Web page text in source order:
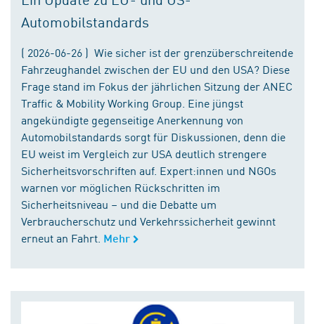
Automobilstandards
( 2026-06-26 ) Wie sicher ist der grenzüberschreitende
Fahrzeughandel zwischen der EU und den USA? Diese
Frage stand im Fokus der jährlichen Sitzung der ANEC
Traffic & Mobility Working Group. Eine jüngst
angekündigte gegenseitige Anerkennung von
Automobilstandards sorgt für Diskussionen, denn die
EU weist im Vergleich zur USA deutlich strengere
Sicherheitsvorschriften auf. Expert:innen und NGOs
warnen vor möglichen Rückschritten im
Sicherheitsniveau – und die Debatte um
Verbraucherschutz und Verkehrssicherheit gewinnt
erneut an Fahrt. Mehr